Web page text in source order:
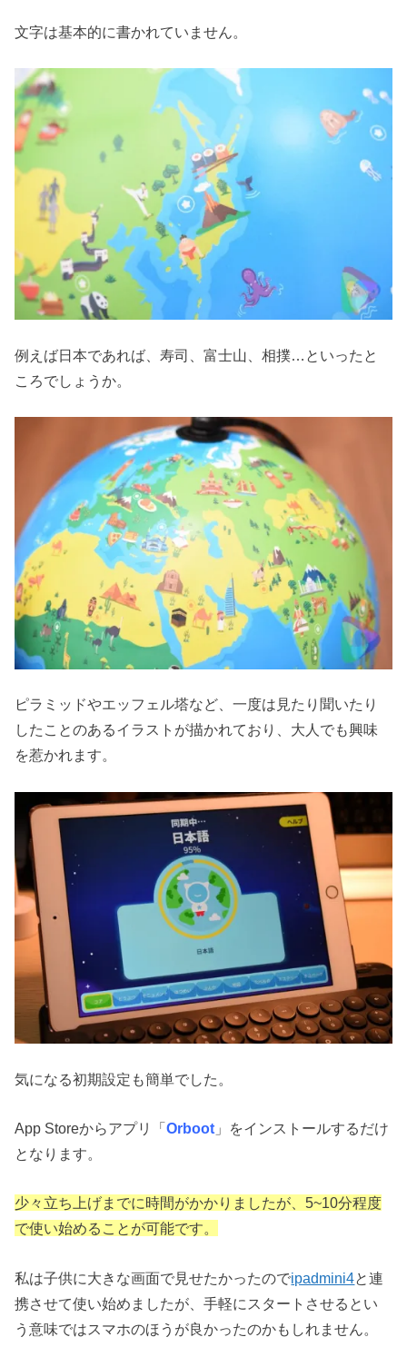
文字は基本的に書かれていません。
例えば日本であれば、寿司、富士山、相撲…といったと
ころでしょうか。
ピラミッドやエッフェル塔など、一度は見たり聞いたり
したことのあるイラストが描かれており、大人でも興味
を惹かれます。
気になる初期設定も簡単でした。
App Storeからアプリ「Orboot 」をインストールするだけ
となります。
少々立ち上げまでに時間がかかりましたが、5~10分程度
で使い始めることが可能です。
私は子供に大きな画面で見せたかったのでipadmini4と連
携させて使い始めましたが、手軽にスタートさせるとい
う意味ではスマホのほうが良かったのかもしれません。